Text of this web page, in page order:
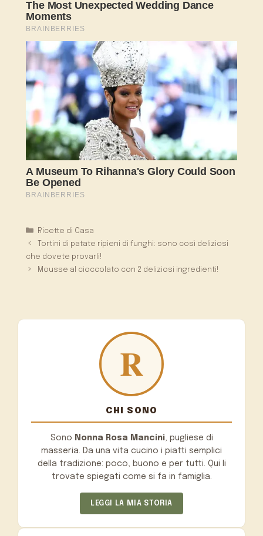
Categorie
Ricette di Casa
Tortini di patate ripieni di funghi: sono così deliziosi
che dovete provarli!
Mousse al cioccolato con 2 deliziosi ingredienti!
CHI SONO
Sono Nonna Rosa Mancini, pugliese di
masseria. Da una vita cucino i piatti semplici
della tradizione: poco, buono e per tutti. Qui li
trovate spiegati come si fa in famiglia.
LEGGI LA MIA STORIA